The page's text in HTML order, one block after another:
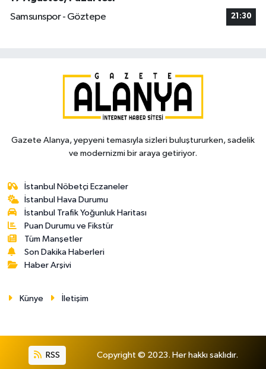
Samsunspor - Göztepe
21:30
Gazete Alanya, yepyeni temasıyla sizleri buluştururken, sadelik
ve modernizmi bir araya getiriyor.
İstanbul Nöbetçi Eczaneler
İstanbul Hava Durumu
İstanbul Trafik Yoğunluk Haritası
Puan Durumu ve Fikstür
Tüm Manşetler
Son Dakika Haberleri
Haber Arşivi
Künye İletişim
RSS Copyright © 2023. Her hakkı saklıdır.